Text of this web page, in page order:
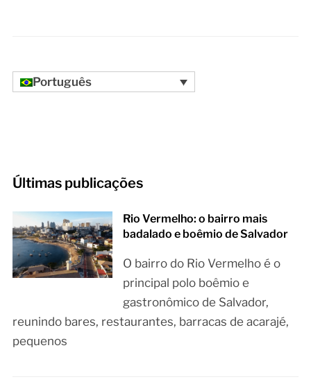
Português
Últimas publicações
Rio Vermelho: o bairro mais
badalado e boêmio de Salvador
O bairro do Rio Vermelho é o
principal polo boêmio e
gastronômico de Salvador,
reunindo bares, restaurantes, barracas de acarajé,
pequenos